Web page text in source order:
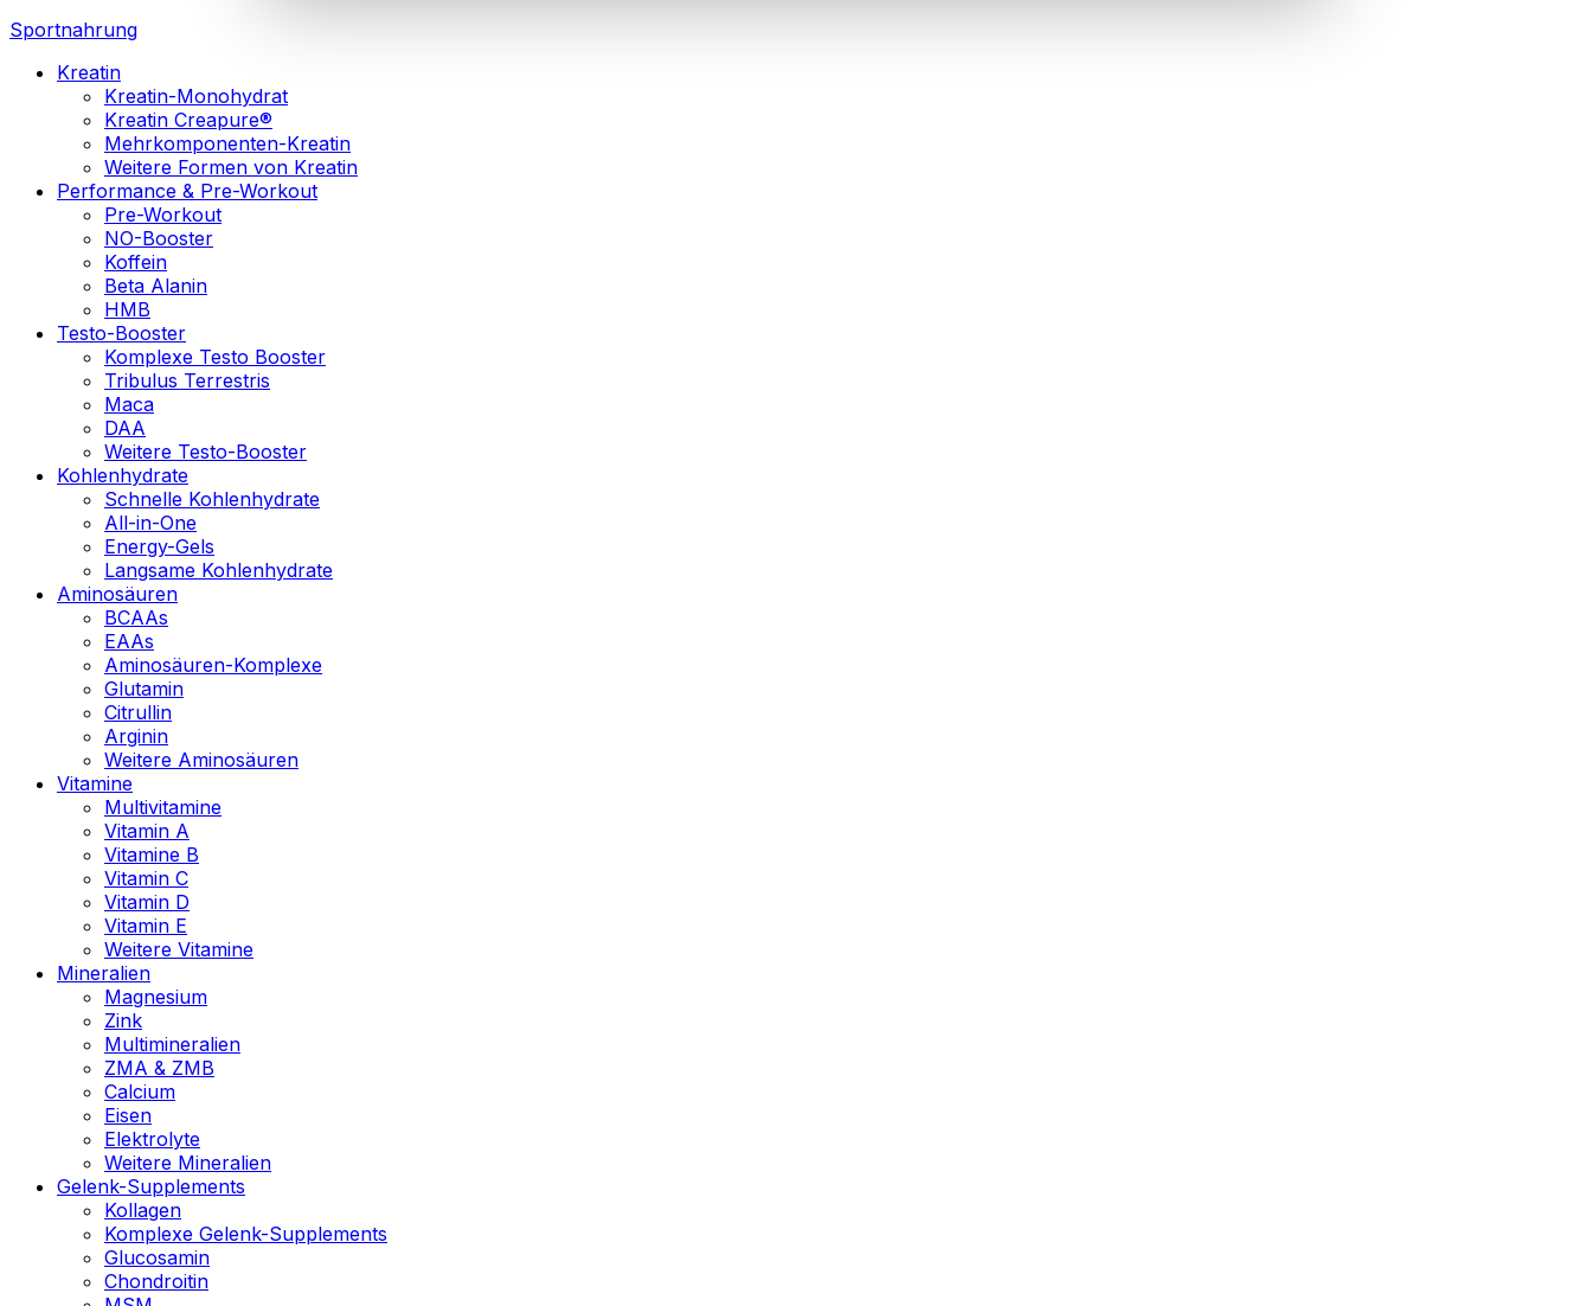
Sportnahrung
Kreatin
Kreatin-Monohydrat
Kreatin Creapure®
Mehrkomponenten-Kreatin
Weitere Formen von Kreatin
Performance & Pre-Workout
Pre-Workout
NO-Booster
Koffein
Beta Alanin
HMB
Testo-Booster
Komplexe Testo Booster
Tribulus Terrestris
Maca
DAA
Weitere Testo-Booster
Kohlenhydrate
Schnelle Kohlenhydrate
All-in-One
Energy-Gels
Langsame Kohlenhydrate
Aminosäuren
BCAAs
EAAs
Aminosäuren-Komplexe
Glutamin
Citrullin
Arginin
Weitere Aminosäuren
Vitamine
Multivitamine
Vitamin A
Vitamine B
Vitamin C
Vitamin D
Vitamin E
Weitere Vitamine
Mineralien
Magnesium
Zink
Multimineralien
ZMA & ZMB
Calcium
Eisen
Elektrolyte
Weitere Mineralien
Gelenk-Supplements
Kollagen
Komplexe Gelenk-Supplements
Glucosamin
Chondroitin